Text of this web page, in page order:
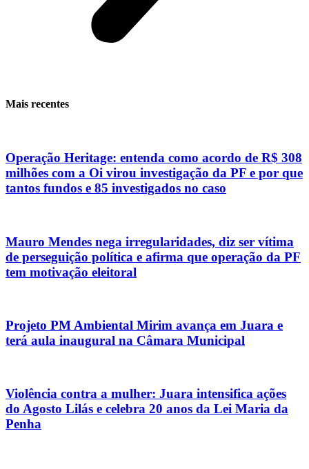
Mais recentes
Operação Heritage: entenda como acordo de R$ 308
milhões com a Oi virou investigação da PF e por que
tantos fundos e 85 investigados no caso
Mauro Mendes nega irregularidades, diz ser vítima
de perseguição política e afirma que operação da PF
tem motivação eleitoral
Projeto PM Ambiental Mirim avança em Juara e
terá aula inaugural na Câmara Municipal
Violência contra a mulher: Juara intensifica ações
do Agosto Lilás e celebra 20 anos da Lei Maria da
Penha